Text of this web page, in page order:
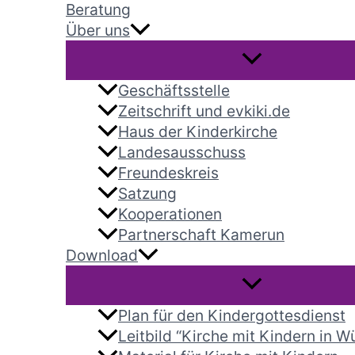
Beratung
Über uns
Geschäftsstelle
Zeitschrift und evkiki.de
Haus der Kinderkirche
Landesausschuss
Freundeskreis
Satzung
Kooperationen
Partnerschaft Kamerun
Download
Plan für den Kindergottesdienst
Leitbild “Kirche mit Kindern in